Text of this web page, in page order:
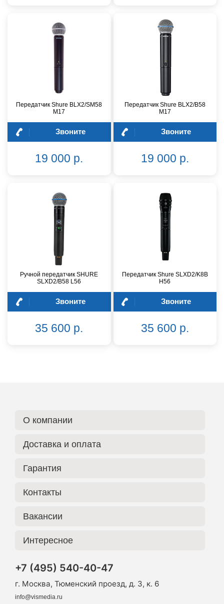
Передатчик Shure BLX2/SM58
M17
Звоните
19 000 р.
Передатчик Shure BLX2/B58
M17
Звоните
19 000 р.
Ручной передатчик SHURE
SLXD2/B58 L56
Звоните
35 600 р.
Передатчик Shure SLXD2/K8B
H56
Звоните
35 600 р.
О компании
Доставка и оплата
Гарантия
Контакты
Вакансии
Интересное
+7 (495) 540-40-47
г. Москва, Тюменский проезд, д. 3, к. 6
info@vismedia.ru